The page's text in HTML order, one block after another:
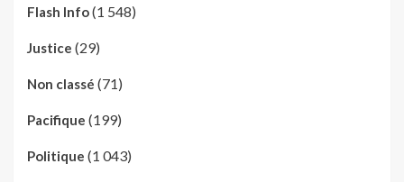
Flash Info(1 548)
Justice (29)
Non classé (71)
Pacifique (199)
Politique (1 043)